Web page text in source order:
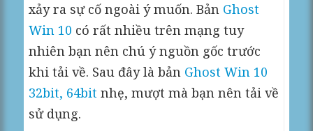
xảy ra sự cố ngoài ý muốn. Bản Ghost
Win 10 có rất nhiều trên mạng tuy
nhiên bạn nên chú ý nguồn gốc trước
khi tải về. Sau đây là bản Ghost Win 10
32bit, 64bit nhẹ, mượt mà bạn nên tải về
sử dụng.